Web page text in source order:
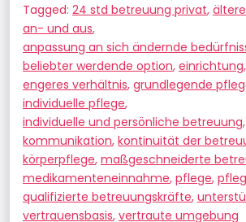
Tagged: 24 std betreuung privat,
an- und aus,
anpassung an sich ändernde
beliebter werdende option, einrichtung,
engeres verhältnis, grundlegende
individuelle pflege,
individuelle und persönliche betreuung,
kommunikation, kontinuität der
körperpflege, maßgeschneiderte
medikamenteneinnahme, pflege,
qualifizierte betreuungskräfte,
vertrauensbasis, vertraute umgebung